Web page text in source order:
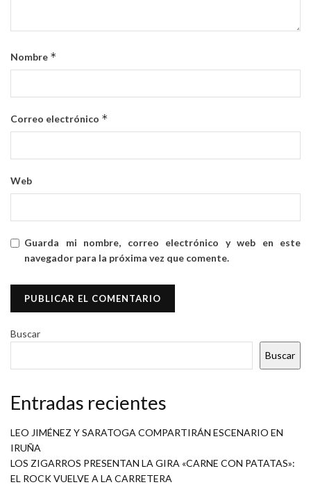
Nombre *
Correo electrónico *
Web
Guarda mi nombre, correo electrónico y web en este
navegador para la próxima vez que comente.
Buscar
Buscar
Entradas recientes
LEO JIMÉNEZ Y SARATOGA COMPARTIRÁN ESCENARIO EN
IRUÑA
LOS ZIGARROS PRESENTAN LA GIRA «CARNE CON PATATAS»:
EL ROCK VUELVE A LA CARRETERA